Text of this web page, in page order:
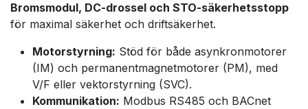
Bromsmodul, DC-drossel och STO-säkerhetsstopp
för maximal säkerhet och driftsäkerhet.
Motorstyrning: Stöd för både asynkronmotorer
(IM) och permanentmagnetmotorer (PM), med
V/F eller vektorstyrning (SVC).
Kommunikation: Modbus RS485 och BACnet